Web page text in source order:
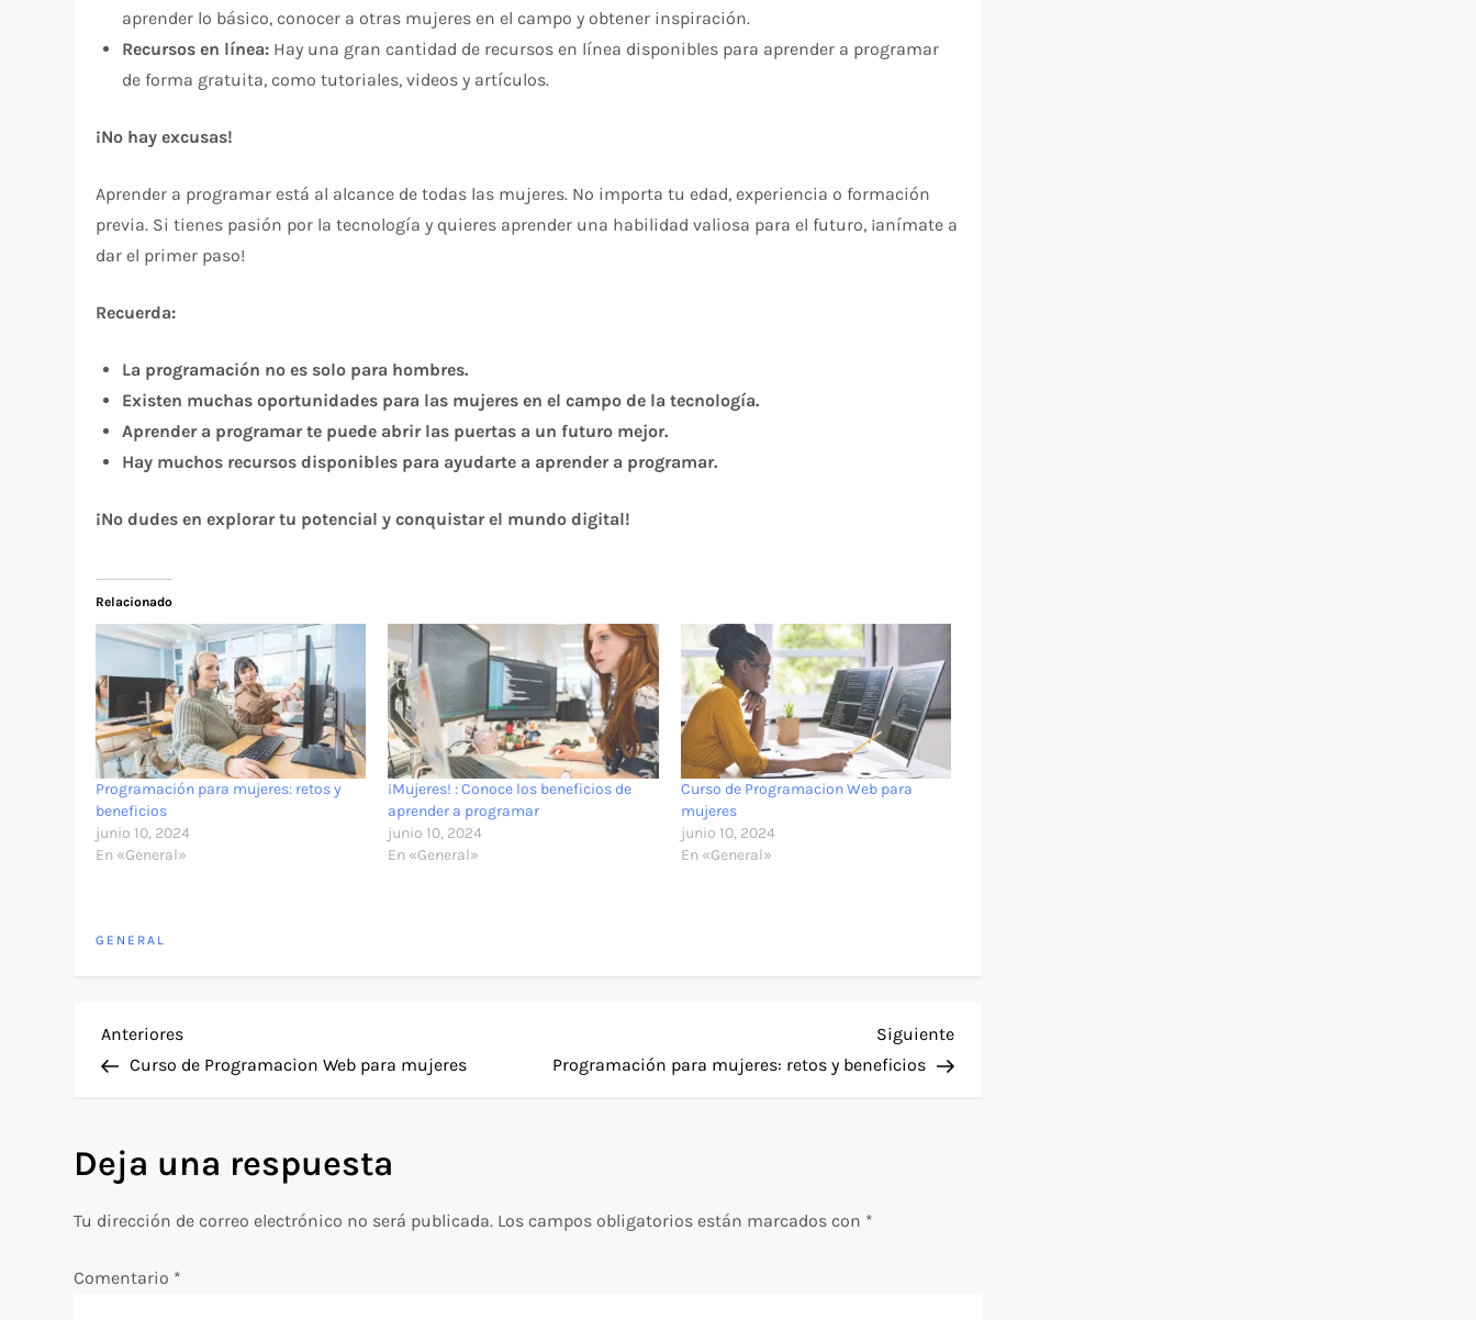
aprender lo básico, conocer a otras mujeres en el campo y obtener inspiración.
Recursos en línea: Hay una gran cantidad de recursos en línea disponibles para aprender a programar
de forma gratuita, como tutoriales, videos y artículos.
¡No hay excusas!
Aprender a programar está al alcance de todas las mujeres. No importa tu edad, experiencia o formación
previa. Si tienes pasión por la tecnología y quieres aprender una habilidad valiosa para el futuro, ¡anímate a
dar el primer paso!
Recuerda:
La programación no es solo para hombres.
Existen muchas oportunidades para las mujeres en el campo de la tecnología.
Aprender a programar te puede abrir las puertas a un futuro mejor.
Hay muchos recursos disponibles para ayudarte a aprender a programar.
¡No dudes en explorar tu potencial y conquistar el mundo digital!
Relacionado
Programación para mujeres: retos y
beneficios
junio 10, 2024
En «General»
¡Mujeres! : Conoce los beneficios de
aprender a programar
junio 10, 2024
En «General»
Curso de Programacion Web para
mujeres
junio 10, 2024
En «General»
GENERAL
N
v
e
Entrada
anterior
Anteriores
Curso de Programacion Web para mujeres
Siguiente
entrada
Siguiente
Programación para mujeres: retos y beneficios
Deja una respuesta
Tu dirección de correo electrónico no será publicada. Los campos obligatorios están marcados con *
Comentario *